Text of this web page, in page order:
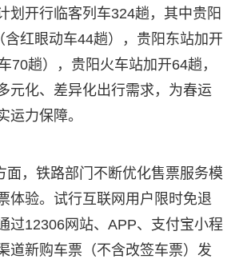
划开行临客列车324趟，其中贵阳
含红眼动车44趟），贵阳东站加开
70趟），贵阳火车站加开64趟，
元化、差异化出行需求，为春运
运力保障。
面，铁路部门不断优化售票服务模
体验。试行互联网用户限时免退
过12306网站、APP、支付宝小程
道新购车票（不含改签车票）发